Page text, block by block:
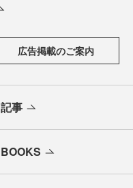
広告掲載のご案内
記事
BOOKS